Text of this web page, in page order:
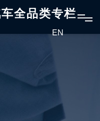
全品类专栏
EN